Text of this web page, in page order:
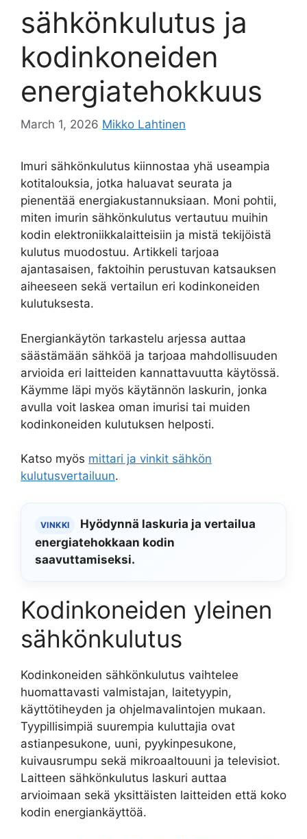
sähkönkulutus ja
kodinkoneiden
energiatehokkuus
March 1, 2026 Mikko Lahtinen
Imuri sähkönkulutus kiinnostaa yhä useampia
kotitalouksia, jotka haluavat seurata ja
pienentää energiakustannuksiaan. Moni pohtii,
miten imurin sähkönkulutus vertautuu muihin
kodin elektroniikkalaitteisiin ja mistä tekijöistä
kulutus muodostuu. Artikkeli tarjoaa
ajantasaisen, faktoihin perustuvan katsauksen
aiheeseen sekä vertailun eri kodinkoneiden
kulutuksesta.
Energiankäytön tarkastelu arjessa auttaa
säästämään sähköä ja tarjoaa mahdollisuuden
arvioida eri laitteiden kannattavuutta käytössä.
Käymme läpi myös käytännön laskurin, jonka
avulla voit laskea oman imurisi tai muiden
kodinkoneiden kulutuksen helposti.
Katso myös mittari ja vinkit sähkön
kulutusvertailuun.
VINKKI
Hyödynnä laskuria ja vertailua
energiatehokkaan kodin
saavuttamiseksi.
Kodinkoneiden yleinen
sähkönkulutus
Kodinkoneiden sähkönkulutus vaihtelee
huomattavasti valmistajan, laitetyypin,
käyttötiheyden ja ohjelmavalintojen mukaan.
Tyypillisimpiä suurempia kuluttajia ovat
astianpesukone, uuni, pyykinpesukone,
kuivausrumpu sekä mikroaaltouuni ja televisiot.
Laitteen sähkönkulutus laskuri auttaa
arvioimaan sekä yksittäisten laitteiden että koko
kodin energiankäyttöä.